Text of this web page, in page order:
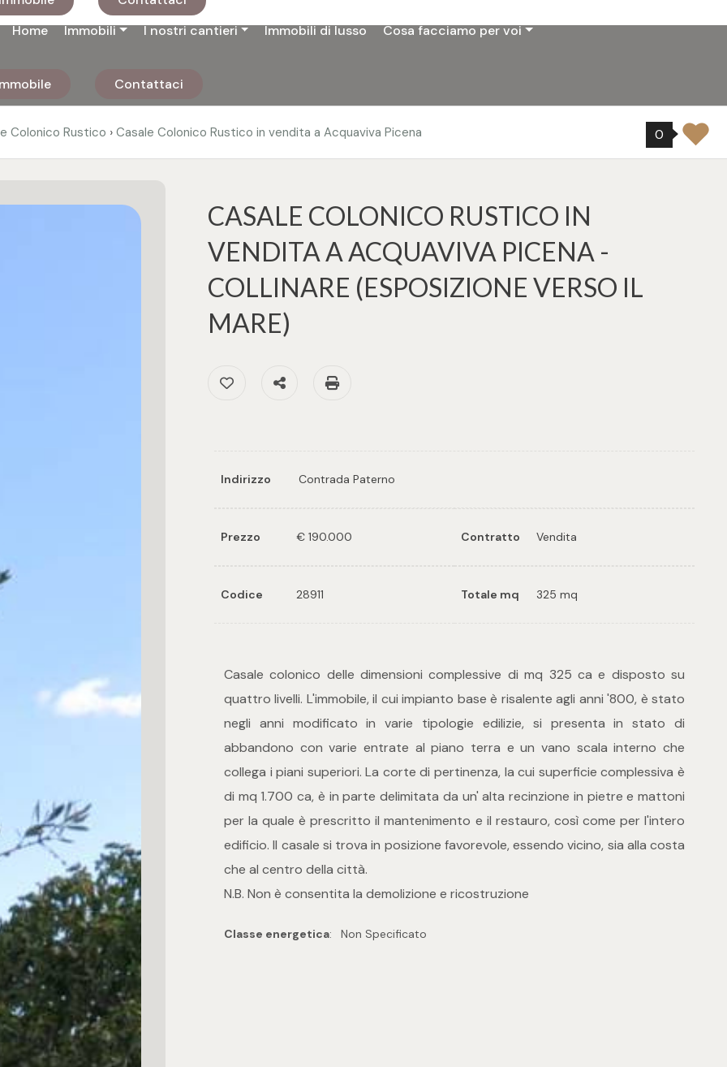
Home Immobili I nostri cantieri Immobili di lusso Cosa facciamo per voi
Contattaci
Colonico Rustico › Casale Colonico Rustico in vendita a Acquaviva Picena 0
CASALE COLONICO RUSTICO IN
VENDITA A ACQUAVIVA PICENA -
COLLINARE (ESPOSIZIONE VERSO IL
MARE)
Preferiti: Cod. 28911
Condividi
Indirizzo Contrada Paterno
Prezzo € 190.000 Contratto Vendita
Codice 28911 Totale mq 325 mq
Casale colonico delle dimensioni complessive di mq 325 ca e disposto su
quattro livelli. L'immobile, il cui impianto base è risalente agli anni '800, è stato
negli anni modificato in varie tipologie edilizie, si presenta in stato di
abbandono con varie entrate al piano terra e un vano scala interno che
collega i piani superiori. La corte di pertinenza, la cui superficie complessiva è
di mq 1.700 ca, è in parte delimitata da un' alta recinzione in pietre e mattoni
per la quale è prescritto il mantenimento e il restauro, così come per l'intero
edificio. Il casale si trova in posizione favorevole, essendo vicino, sia alla costa
che al centro della città.
N.B. Non è consentita la demolizione e ricostruzione
Classe energetica: Non Specificato